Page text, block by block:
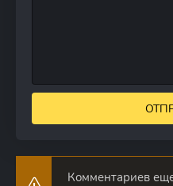
Комментариев